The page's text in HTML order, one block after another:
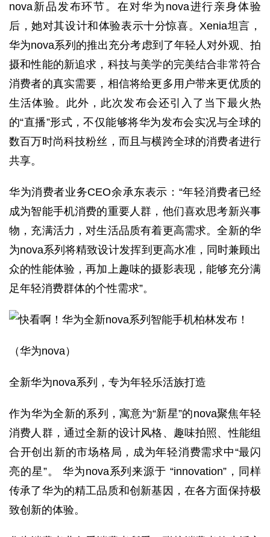
nova新品发布环节。在对华为nova进行亲身体验
后，她对其设计和体验表示十分惊喜。Xenia坦言，
华为nova系列的推出充分考虑到了年轻人对外观、拍
摄和性能的新追求，科技与美学的完美结合非常符合
消费者的真实需要，相信将给更多用户带来更优质的
生活体验。此外，此次发布会还引入了当下最火热
的“直播”形式，不仅能够将华为发布会实况与全球的
数百万时尚科技粉丝，而且与横跨全球的消费者进行
共享。
华为消费者业务CEO余承东表示：“年轻消费者已经
成为智能手机消费的重要人群，他们喜欢思考新兴事
物，充满活力，对生活品质有着更高需求。全新的华
为nova系列将精致设计发挥到更高水准，同时兼顾出
众的性能体验，再加上趣味的摄影表现，能够充分满
足年轻消费群体的个性需求”。
（华为nova）
全新华为nova系列，专为年轻乐活族打造
作为华为全新的系列，寓意为“新星”的nova聚焦年轻
消费人群，通过全新的设计风格、趣味拍照、性能组
合开创出新的市场格局，成为年轻消费需求中“最闪
亮的星”。 华为nova系列来源于 “innovation”，同样
传承了华为的精工品质和创新基因，在各方面保持极
致创新的体验。